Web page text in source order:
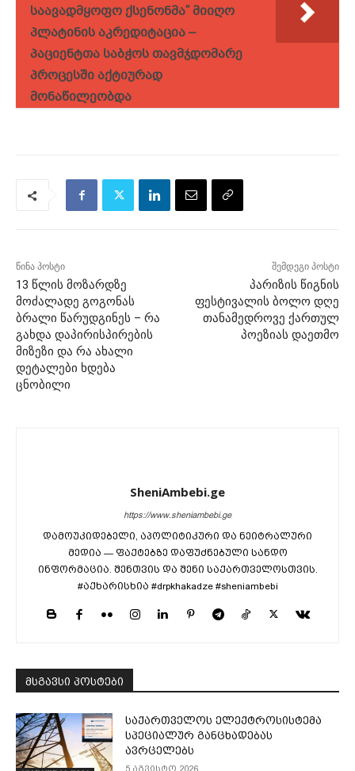
საავადმყოფო ქსენონმა” მიიღო
პლატინის აკრედიტაცია –
პაციენტთა საბჭოს თავმჯდომარე
პროცესში აქტიურად
მონაწილეობდა
წინა პოსტი
13 წლის მოზარდზე
მოძალადე გოგონას
ბრალი წარუდგინეს – რა
გახდა დაპირისპირების
მიზეზი და რა ახალი
დეტალები ხდება
ცნობილი
შემდეგი პოსტი
პარიზის წიგნის
ფესტივალის ბოლო დღე
თანამედროვე ქართულ
პოეზიას დაეთმო
SheniAmbebi.ge
https://www.sheniambebi.ge
დამოუკიდებელი, აპოლიტიკური და ნეიტრალური
მედია — ფაქტებზე დაფუძნებული სანდო
ინფორმაცია. შენთვის და შენი საქართველოსთვის.
#აქხარისხია #drpkhakadze #sheniambebi
მსგავსი პოსტები
საქართველოს ელექტროსისტემა
სპეციალურ განცხადებას
ავრცელებს